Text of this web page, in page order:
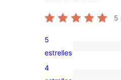
5
2
valoracions
de
5
estrelles
4